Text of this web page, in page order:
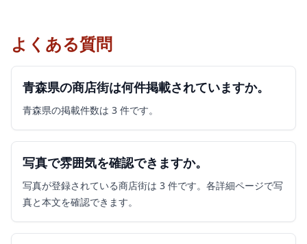
よくある質問
青森県の商店街は何件掲載されていますか。
青森県の掲載件数は 3 件です。
写真で雰囲気を確認できますか。
写真が登録されている商店街は 3 件です。各詳細ページで写
真と本文を確認できます。